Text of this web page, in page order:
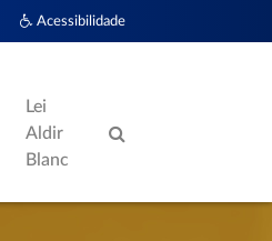
Acessibilidade
Lei
Aldir
Blanc